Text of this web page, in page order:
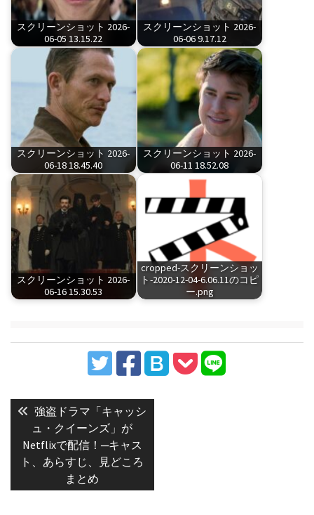
スクリーンショット 2026-
06-05 13.15.22
スクリーンショット 2026-
06-06 9.17.12
スクリーンショット 2026-
06-18 18.45.40
スクリーンショット 2026-
06-11 18.52.08
スクリーンショット 2026-
06-16 15.30.53
cropped-スクリーンショッ
ト-2020-12-04-6.06.11のコピ
ー.png
稿
ビ
Previous
post:
強盗ドラマ「キャッシ
ュ・クイーンズ」が
Netflixで配信！─キャス
ト、あらすじ、見どころ
まとめ